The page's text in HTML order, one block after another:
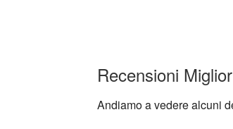
Recensioni
Andiamo a vedere alcuni